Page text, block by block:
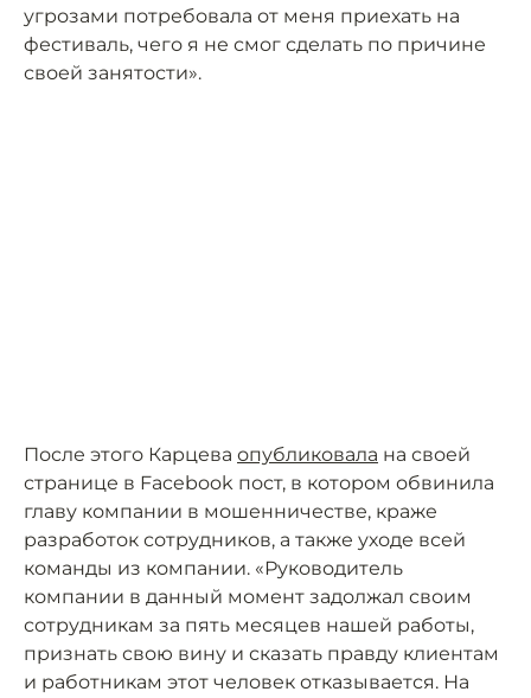
угрозами потребовала от меня приехать на
фестиваль, чего я не смог сделать по причине
своей занятости».
После этого Карцева опубликовала на своей
странице в Facebook пост, в котором обвинила
главу компании в мошенничестве, краже
разработок сотрудников, а также уходе всей
команды из компании. «Руководитель
компании в данный момент задолжал своим
сотрудникам за пять месяцев нашей работы,
признать свою вину и сказать правду клиентам
и работникам этот человек отказывается. На